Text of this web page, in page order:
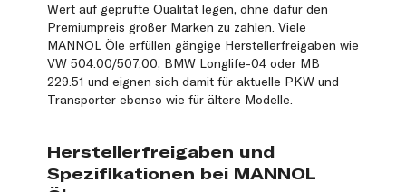
Wert auf geprüfte Qualität legen, ohne dafür den
Premiumpreis großer Marken zu zahlen. Viele
MANNOL Öle erfüllen gängige Herstellerfreigaben wie
VW 504.00/507.00, BMW Longlife-04 oder MB
229.51 und eignen sich damit für aktuelle PKW und
Transporter ebenso wie für ältere Modelle.
Herstellerfreigaben und
Spezifikationen bei MANNOL